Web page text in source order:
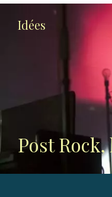
Idées
Post